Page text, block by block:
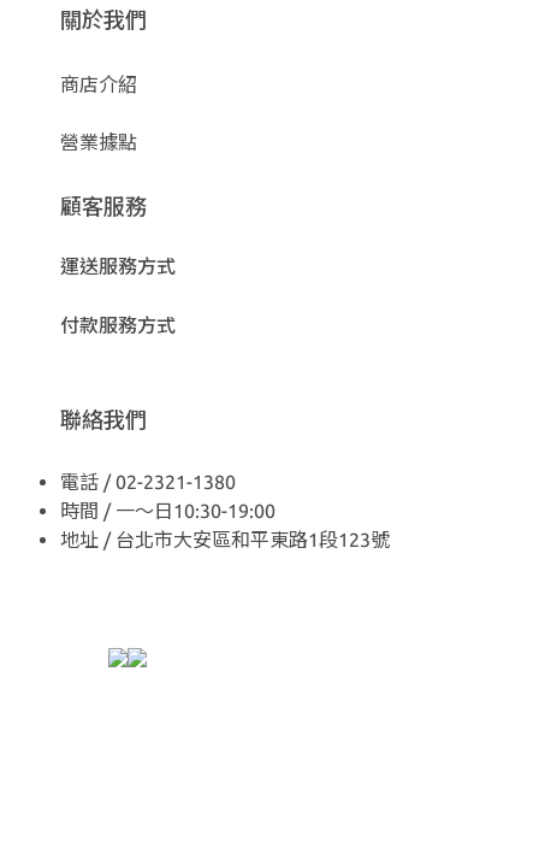
關於我們
商店介紹
營業據點
顧客服務
運送服務方式
付款服務方式
聯絡我們
電話 / 02-2321-1380
時間 / 一～日10:30-19:00
地址 / 台北市大安區和平東路1段123號